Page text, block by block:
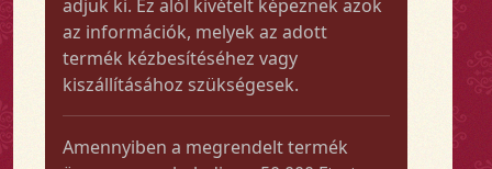
adjuk ki. Ez alól kivételt képeznek azok
az információk, melyek az adott
termék kézbesítéséhez vagy
kiszállításához szükségesek.
Amennyiben a megrendelt termék